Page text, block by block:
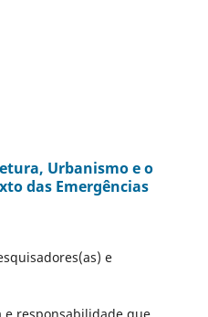
Urbanismo e o
das Emergências
e